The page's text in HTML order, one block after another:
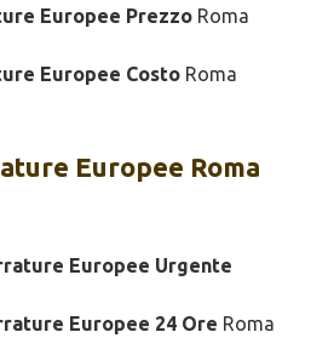
Europee Prezzo Roma
Europee Costo Roma
Europee Roma
Europee Urgente
Europee 24 Ore Roma